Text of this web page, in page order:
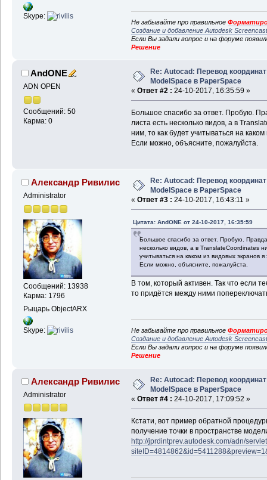
Skype:
Не забывайте про правильное
Создание и добавление Autodesk
Если Вы задали вопрос и на форуме
Решение
AndONE
ADN OPEN
Сообщений: 50
Карма: 0
Re: Autocad: Перевод координат
ModelSpace в PaperSpace
« Ответ #2 : 24-10-2017, 16:35:59 »
Большое спасибо за ответ. Пробую.
листа есть несколько видов, а в
ним, то как будет учитываться на
Если можно, объясните, пожалуйста.
Александр Ривилис
Administrator
Сообщений: 13938
Карма: 1796
Рыцарь ObjectARX
Skype:
Re: Autocad: Перевод координат
ModelSpace в PaperSpace
« Ответ #3 : 24-10-2017, 16:43:11 »
Цитата: AndONE от 24-10-2017, 16:35:59
Большое спасибо за ответ. Пробую.
несколько видов, а в TranslateCoordinates
учитываться на каком из видовых экранов
Если можно, объясните, пожалуйста.
В том, который активен. Так что если
то придётся между ними
Не забывайте про правильное
Создание и добавление Autodesk
Если Вы задали вопрос и на форуме
Решение
Александр Ривилис
Administrator
Re: Autocad: Перевод координат
ModelSpace в PaperSpace
« Ответ #4 : 24-10-2017, 17:09:52 »
Кстати, вот пример обратной
получение точки в пространстве
http://jprdintprev.autodesk.com/adn/